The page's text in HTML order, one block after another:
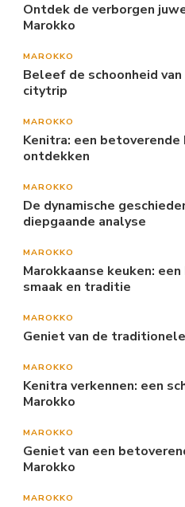
Ontdek de verborgen
Marokko
MAROKKO
Beleef de schoonheid
citytrip
MAROKKO
Kenitra: een
ontdekken
MAROKKO
De dynamische
diepgaande analyse
MAROKKO
Marokkaanse keuken:
smaak en traditie
MAROKKO
Geniet van de
MAROKKO
Kenitra verkennen: een
Marokko
MAROKKO
Geniet van een
Marokko
MAROKKO